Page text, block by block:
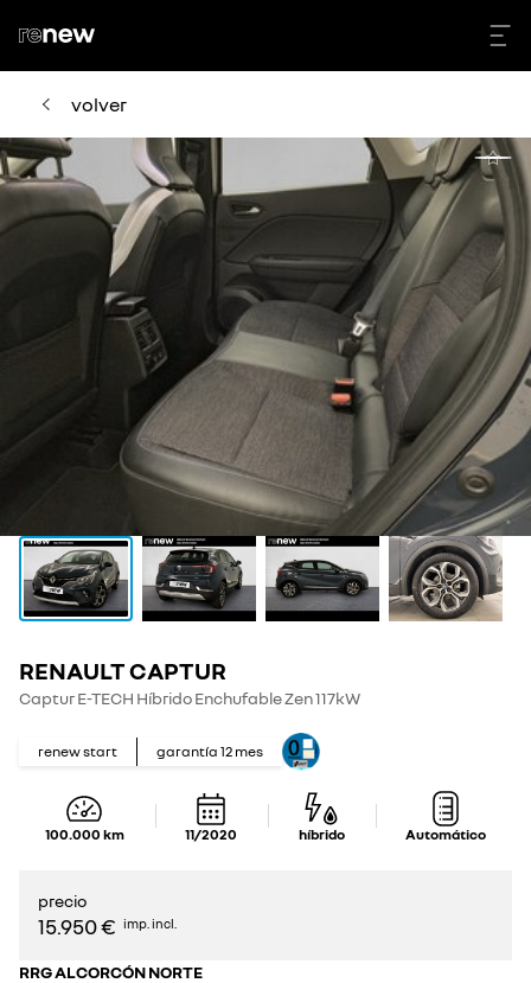
volver
RENAULT CAPTUR
Captur E-TECH Híbrido Enchufable Zen 117kW
renew start garantía 12 mes
100.000 km 11/2020 híbrido Automático
precio
15.950 € imp. incl.
RRG ALCORCÓN NORTE